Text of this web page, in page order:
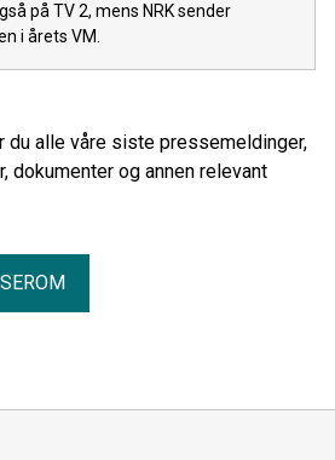
på TV 2, mens NRK sender
i årets VM.
du alle våre siste pressemeldinger,
dokumenter og annen relevant